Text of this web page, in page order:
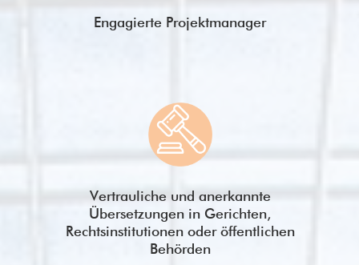
Engagierte Projektmanager
Vertrauliche und anerkannte
Übersetzungen in Gerichten,
Rechtsinstitutionen oder öffentlichen
Behörden